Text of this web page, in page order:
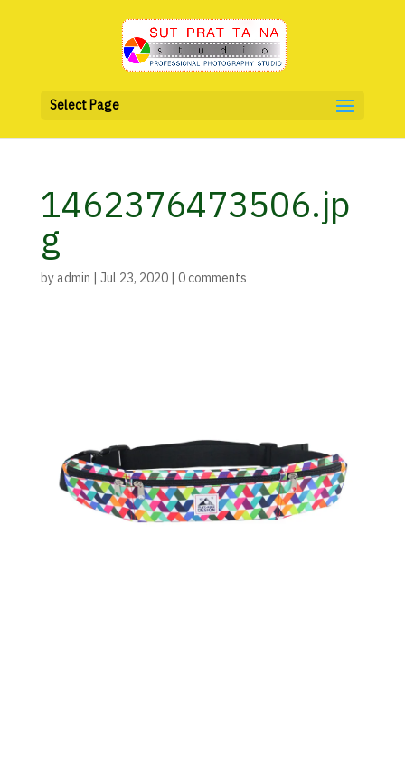
Select Page
1462376473506.jp
g
byadmin | Jul 23, 2020| 0 comments